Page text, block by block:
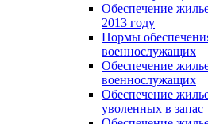
Обеспечение
2013 году
Нормы
военнослужащих
Обеспечение
военнослужащих
Обеспечение
уволенных в запас